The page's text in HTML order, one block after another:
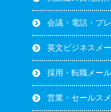
会議・電話・プ
英文ビジネスメ
採用・転職メール
営業・セールス